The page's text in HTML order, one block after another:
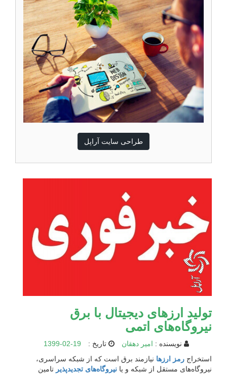
طراحی سایت آراپل
توليد ارزهای دیجیتال با برق
نیروگاه‌های اتمی
نویسنده : امیر دهقان تاریخ :
1399-02-19
استخراج رمز ارزها نیازمند برق است که از شبکه سراسری،
نیروگاه‌های مستقل از شبکه و یا نیروگاه‌های تجدیدپذیر تامین